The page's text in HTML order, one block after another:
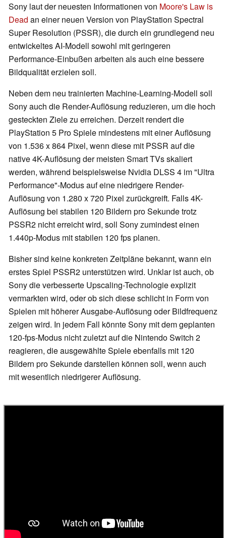
Sony laut der neuesten Informationen von Moore's Law is
Dead an einer neuen Version von PlayStation Spectral
Super Resolution (PSSR), die durch ein grundlegend neu
entwickeltes AI-Modell sowohl mit geringeren
Performance-Einbußen arbeiten als auch eine bessere
Bildqualität erzielen soll.
Neben dem neu trainierten Machine-Learning-Modell soll
Sony auch die Render-Auflösung reduzieren, um die hoch
gesteckten Ziele zu erreichen. Derzeit rendert die
PlayStation 5 Pro Spiele mindestens mit einer Auflösung
von 1.536 x 864 Pixel, wenn diese mit PSSR auf die
native 4K-Auflösung der meisten Smart TVs skaliert
werden, während beispielsweise Nvidia DLSS 4 im "Ultra
Performance"-Modus auf eine niedrigere Render-
Auflösung von 1.280 x 720 Pixel zurückgreift. Falls 4K-
Auflösung bei stabilen 120 Bildern pro Sekunde trotz
PSSR2 nicht erreicht wird, soll Sony zumindest einen
1.440p-Modus mit stabilen 120 fps planen.
Bisher sind keine konkreten Zeitpläne bekannt, wann ein
erstes Spiel PSSR2 unterstützen wird. Unklar ist auch, ob
Sony die verbesserte Upscaling-Technologie explizit
vermarkten wird, oder ob sich diese schlicht in Form von
Spielen mit höherer Ausgabe-Auflösung oder Bildfrequenz
zeigen wird. In jedem Fall könnte Sony mit dem geplanten
120-fps-Modus nicht zuletzt auf die Nintendo Switch 2
reagieren, die ausgewählte Spiele ebenfalls mit 120
Bildern pro Sekunde darstellen können soll, wenn auch
mit wesentlich niedrigerer Auflösung.